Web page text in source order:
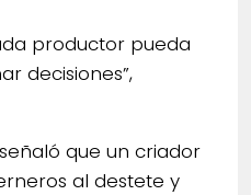
productor pueda
decisiones”,
que un criador
al destete y